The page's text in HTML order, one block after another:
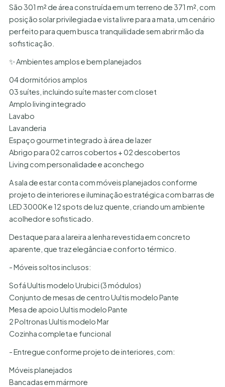
São 301 m² de área construída em um terreno de 371 m², com
posição solar privilegiada e vista livre para a mata, um cenário
perfeito para quem busca tranquilidade sem abrir mão da
sofisticação.
✨ Ambientes amplos e bem planejados
04 dormitórios amplos
03 suítes, incluindo suíte master com closet
Amplo living integrado
Lavabo
Lavanderia
Espaço gourmet integrado à área de lazer
Abrigo para 02 carros cobertos + 02 descobertos
Living com personalidade e aconchego
A sala de estar conta com móveis planejados conforme
projeto de interiores e iluminação estratégica com barras de
LED 3000K e 12 spots de luz quente, criando um ambiente
acolhedor e sofisticado.
Destaque para a lareira a lenha revestida em concreto
aparente, que traz elegância e conforto térmico.
- Móveis soltos inclusos:
Sofá Uultis modelo Urubici (3 módulos)
Conjunto de mesas de centro Uultis modelo Pante
Mesa de apoio Uultis modelo Pante
2 Poltronas Uultis modelo Mar
Cozinha completa e funcional
- Entregue conforme projeto de interiores, com:
Móveis planejados
Bancadas em mármore